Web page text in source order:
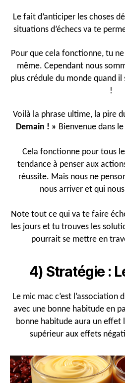
Le fait d’anticiper les choses
situations d’échecs va te
Pour que cela fonctionne, tu
même. Cependant nous
plus crédule du monde quand il
!
Voilà la phrase ultime, la pire
Demain ! » Bienvenue dans
Cela fonctionne pour tous
tendance à penser aux
réussite. Mais nous ne
nous arriver et qui
Note tout ce qui va te faire
les jours et tu trouves les
pourrait se mettre en
4) Stratégie :
Le mic mac c’est l’association
avec une bonne habitude en
bonne habitude aura un effet
supérieur aux effets